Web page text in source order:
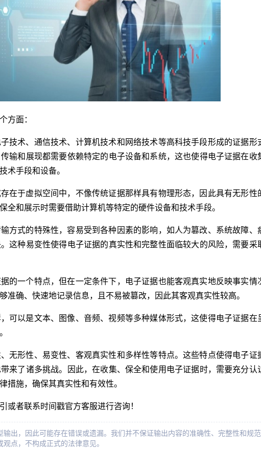
方面：
技术、通信技术、计算机技术和网络技术等高科技手段形成的证据形
输和展现都需要依赖特定的电子设备和系统，这也使得电子证据在收
术手段和设备。
在于虚拟空间中，不像传统证据那样具有物理形态，因此具有无形性
全和展示时需要借助计算机等特定的硬件设备和技术手段。
方式的特殊性，容易受到各种因素的影响，如人为篡改、系统故障、
这种易变性使得电子证据的真实性和完整性面临较大的风险，需要采
的一个特点，但在一定条件下，电子证据也能客观真实地反映事实情
准确、快速地记录信息，且不易被篡改，因此其客观真实性较高。
可以是文本、图像、音频、视频等多种媒体形式，这使得电子证据在
无形性、易变性、客观真实性和多样性等特点。这些特点使得电子证
来了诸多挑战。因此，在收集、保全和使用电子证据时，需要充分认
措施，确保其真实性和有效性。
或者联系时间戳官方客服进行咨询！
出，因此可能存在错误或遗漏。我们并不保证输出内容的准确性、完整性和规范
点，不构成正式的法律意见。